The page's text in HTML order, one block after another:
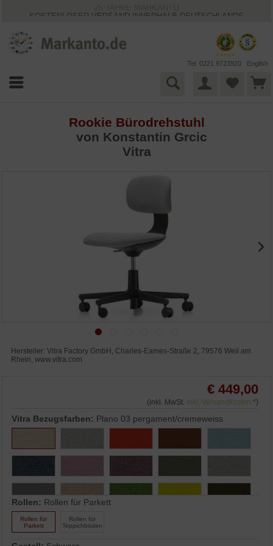
KOSTENLOSER VERSAND INNERHALB DEUTSCHLANDS
VIELFÄLTIGE ZAHLUNGSMÖGLICHKEITEN
BESTPRICE-GARANTIE
Tel. 0221 9723920 English
Rookie Bürodrehstuhl
von Konstantin Grcic
Vitra
Hersteller: Vitra Factory GmbH, Charles-Eames-Straße 2, 79576 Weil am
Rhein, www.vitra.com
€ 449,00
(inkl. MwSt. inkl. Versandkosten *)
Vitra Bezugsfarben: Plano 03 pergament/cremeweiss
Rollen: Rollen für Parkett
Rollen für
Parkett
Rollen für
Teppichböden